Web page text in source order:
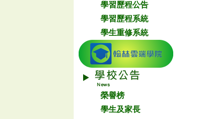
學習歷程公告
學習歷程系統
學生重修系統
榮譽榜
學生及家長